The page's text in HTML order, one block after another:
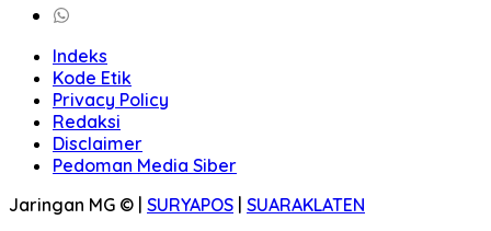
Indeks
Kode Etik
Privacy Policy
Redaksi
Disclaimer
Pedoman Media Siber
Jaringan MG © | SURYAPOS | SUARAKLATEN